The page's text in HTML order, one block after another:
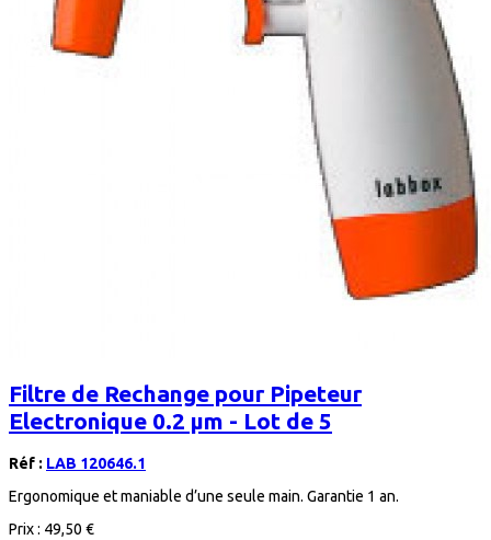
Filtre de Rechange pour Pipeteur
Electronique 0.2 μm - Lot de 5
Réf : LAB 120646.1
Ergonomique et maniable d’une seule main. Garantie 1 an.
Prix : 49,50 €